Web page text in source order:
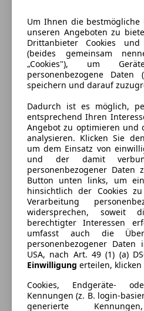
Energieverbrauch
Anderer Energieträger
Kraftstoffverbrauch
Um Ihnen die
unseren Angeboten zu
Drittanbieter Cookies und
(beides gemeinsam
„Cookies"), um
personenbezogene
speichern und darauf
Dadurch ist es möglich,
entsprechend Ihren
Angebot zu optimieren und
analysieren. Klicken Sie
um dem Einsatz von
und der damit
personenbezogener Daten
Button unten links, um
hinsichtlich der Cookies
Verarbeitung
widersprechen, soweit
berechtigter Interessen
umfasst auch die
personenbezogener
USA, nach Art. 49 (1) (a)
Einwilligung erteilen, klicken
Cookies, Endgeräte-
Kennungen (z. B. login-
generierte